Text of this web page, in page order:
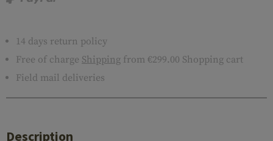
14 days return policy
Free of charge Shipping from €299.00 Shopping cart
Field mail deliveries
Description